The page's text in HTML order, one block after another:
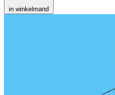
in winkelmand